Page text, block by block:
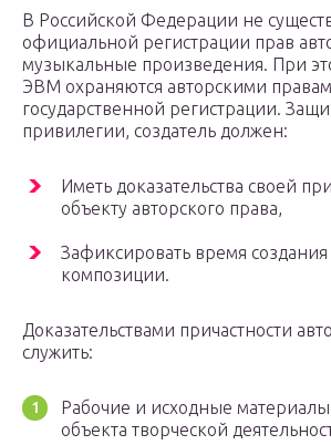
В Российской Федерации не
официальной регистрации прав
музыкальные произведения. При
ЭВМ охраняются авторскими
государственной регистрации.
привилегии, создатель должен:
Иметь доказательства своей
объекту авторского права,
Зафиксировать время создания
композиции.
Доказательствами причастности
служить:
Рабочие и исходные
объекта творческой